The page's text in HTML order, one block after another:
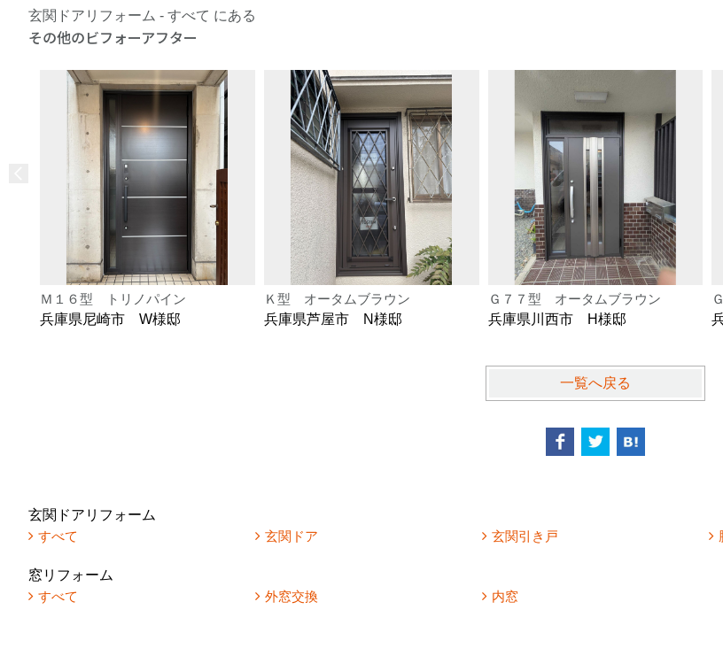
玄関ドアリフォーム - すべて にある
その他のビフォーアフター
Ｍ１６型 トリノパイン
兵庫県尼崎市 W様邸
Ｋ型 オータムブラウン
兵庫県芦屋市 N様邸
Ｇ７７型 オータムブラウン
兵庫県川西市 H様邸
一覧へ戻る
玄関ドアリフォーム
すべて
玄関ドア 玄関引き戸
窓リフォーム
すべて
外窓交換 内窓